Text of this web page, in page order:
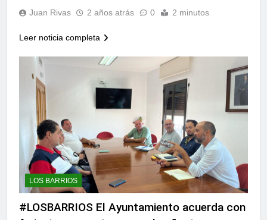
Juan Rivas 2 años atrás 0 2 minutos
Leer noticia completa
LOS BARRIOS
#LOSBARRIOS El Ayuntamiento acuerda con